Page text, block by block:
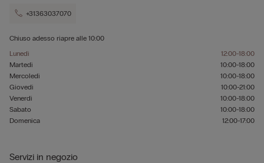
+31363037070
Chiuso adesso riapre alle 10:00
Lunedì
12:00-18:00
Martedì
10:00-18:00
Mercoledì
10:00-18:00
Giovedì
10:00-21:00
Venerdì
10:00-18:00
Sabato
10:00-18:00
Domenica
12:00-17:00
Servizi in negozio